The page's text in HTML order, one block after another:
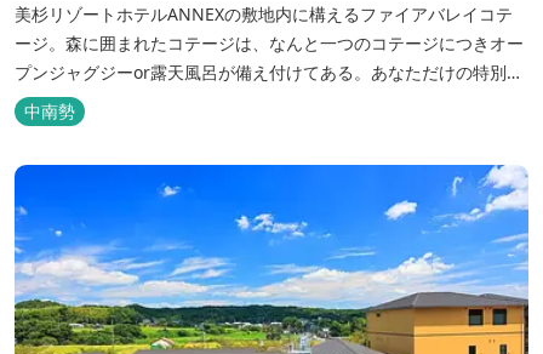
美杉リゾートホテルANNEXの敷地内に構えるファイアバレイコテ
ージ。森に囲まれたコテージは、なんと一つのコテージにつきオー
プンジャグジーor露天風呂が備え付けてある。あなただけの特別な
時間をお過ごしください。
中南勢